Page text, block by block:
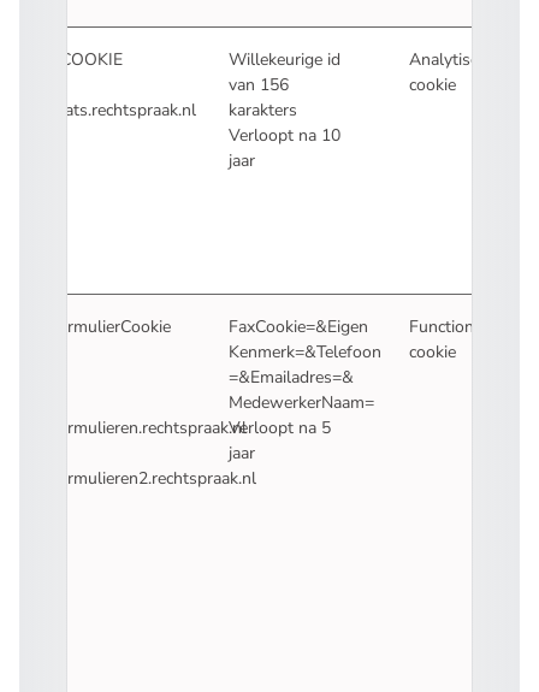
ACOOKIE
Stats.rechtspraak.nl
Willekeurige id
van 156
karakters
Verloopt na 10
jaar
Analytische
cookie
FormulierCookie
Formulieren.rechtspraak.nl
Formulieren2.rechtspraak.nl
FaxCookie=&Eigen
Kenmerk=&Telefoon
=&Emailadres=&
MedewerkerNaam=
Verloopt na 5
jaar
Functionele
cookie